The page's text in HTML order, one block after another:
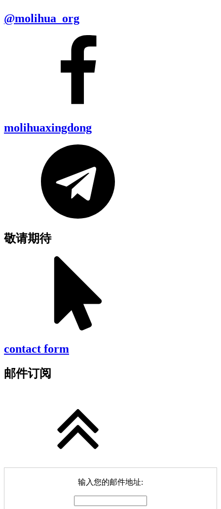
@molihua_org
molihuaxingdong
敬请期待
contact form
邮件订阅
输入您的邮件地址: